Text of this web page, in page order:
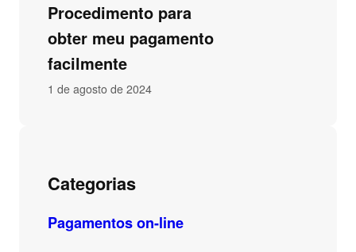
Procedimento para
obter meu pagamento
facilmente
1 de agosto de 2024
Categorias
Pagamentos on-line